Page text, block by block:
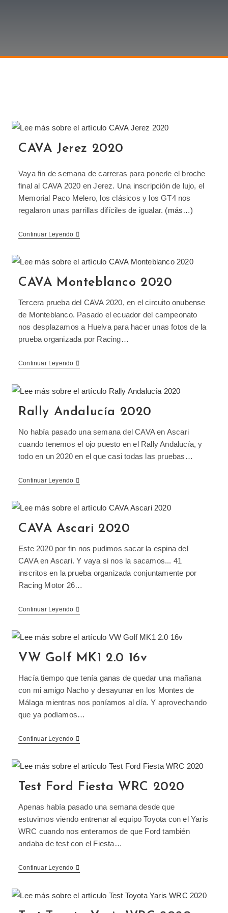
CAVA Jerez 2020
Vaya fin de semana de carreras para ponerle el broche
final al CAVA 2020 en Jerez. Una inscripción de lujo, el
Memorial Paco Melero, los clásicos y los GT4 nos
regalaron unas parrillas difíciles de igualar. (más…)
Continuar Leyendo
CAVA Monteblanco 2020
Tercera prueba del CAVA 2020, en el circuito onubense
de Monteblanco. Pasado el ecuador del campeonato
nos desplazamos a Huelva para hacer unas fotos de la
prueba organizada por Racing…
Continuar Leyendo
Rally Andalucía 2020
No había pasado una semana del CAVA en Ascari
cuando tenemos el ojo puesto en el Rally Andalucía, y
todo en un 2020 en el que casi todas las pruebas…
Continuar Leyendo
CAVA Ascari 2020
Este 2020 por fin nos pudimos sacar la espina del
CAVA en Ascari. Y vaya si nos la sacamos... 41
inscritos en la prueba organizada conjuntamente por
Racing Motor 26…
Continuar Leyendo
VW Golf MK1 2.0 16v
Hacía tiempo que tenía ganas de quedar una mañana
con mi amigo Nacho y desayunar en los Montes de
Málaga mientras nos poníamos al día. Y aprovechando
que ya podíamos…
Continuar Leyendo
Test Ford Fiesta WRC 2020
Apenas había pasado una semana desde que
estuvimos viendo entrenar al equipo Toyota con el Yaris
WRC cuando nos enteramos de que Ford también
andaba de test con el Fiesta…
Continuar Leyendo